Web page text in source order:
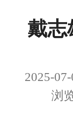
戴志
2025-
浏览